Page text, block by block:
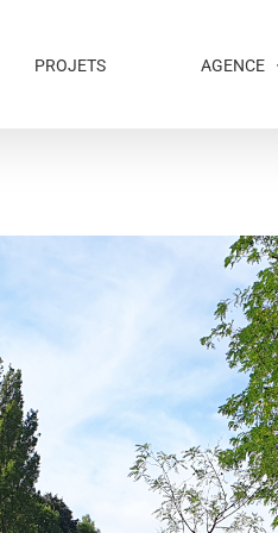
PROJETS AGENCE